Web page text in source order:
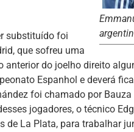
substituído foi
que sofreu uma
do joelho direito
Espanhol e deverá
foi chamado por
jogadores, o técnico
de La Plata, para trabalhar